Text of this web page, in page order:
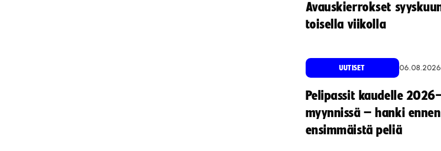
Avauskierrokset
toisella viikolla
UUTISET 06.08.2026
Pelipassit kaudelle
myynnissä – hanki ennen
ensimmäistä peliä